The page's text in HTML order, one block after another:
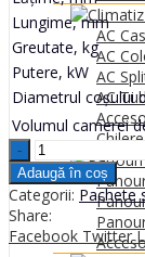
AC
AC
AC
AC
Lungime, mm
Greutate, kg
Putere, kW
Diametrul coșului
Volumul camerei
Soba
sauna
Geyser
937x595x863
quantity
Adaugă în coș
Categorii: Pachete
Share:
Facebook Twitter